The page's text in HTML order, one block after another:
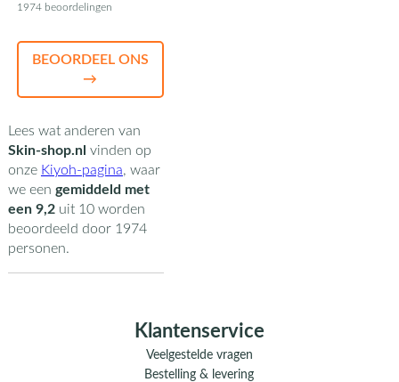
1974 beoordelingen
BEOORDEEL ONS
→
Lees wat anderen van
Skin-shop.nl vinden op
onze Kiyoh-pagina, waar
we een gemiddeld met
een 9,2uit 10worden
beoordeeld door 1974
personen.
Klantenservice
Veelgestelde vragen
Bestelling & levering